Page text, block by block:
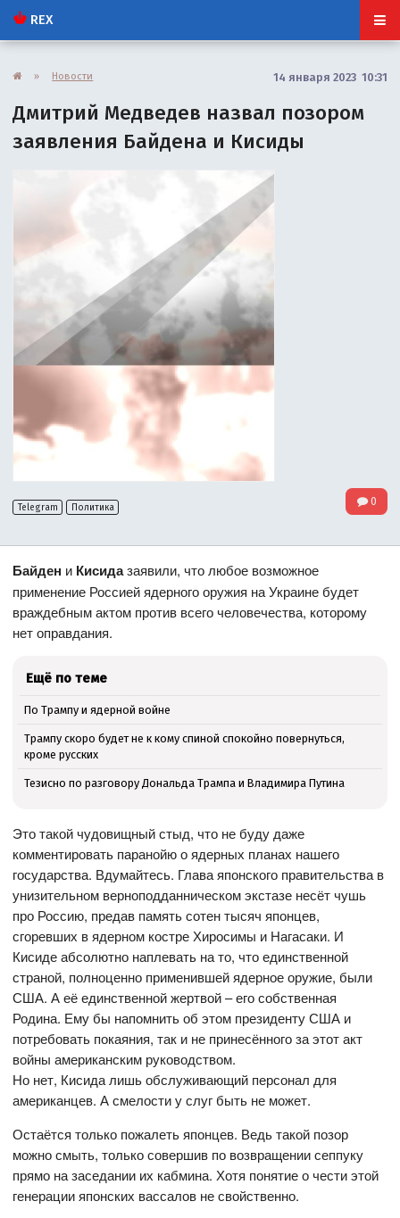
REX
» Новости 14 января 2023 10:31
Дмитрий Медведев назвал позором
заявления Байдена и Кисиды
Telegram Политика 0
Байден и Кисидазаявили, что любое возможное
применение Россией ядерного оружия на Украине будет
враждебным актом против всего человечества, которому
нет оправдания.
Ещё по теме
По Трампу и ядерной войне
Трампу скоро будет не к кому спиной спокойно повернуться,
кроме русских
Тезисно по разговору Дональда Трампа и Владимира Путина
Это такой чудовищный стыд, что не буду даже
комментировать паранойю о ядерных планах нашего
государства. Вдумайтесь. Глава японского правительства в
унизительном верноподданническом экстазе несёт чушь
про Россию, предав память сотен тысяч японцев,
сгоревших в ядерном костре Хиросимы и Нагасаки. И
Кисиде абсолютно наплевать на то, что единственной
страной, полноценно применившей ядерное оружие, были
США. А её единственной жертвой – его собственная
Родина. Ему бы напомнить об этом президенту США и
потребовать покаяния, так и не принесённого за этот акт
войны американским руководством.
Но нет, Кисида лишь обслуживающий персонал для
американцев. А смелости у слуг быть не может.
Остаётся только пожалеть японцев. Ведь такой позор
можно смыть, только совершив по возвращении сеппуку
прямо на заседании их кабмина. Хотя понятие о чести этой
генерации японских вассалов не свойственно.